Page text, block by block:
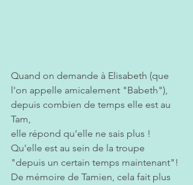
Quand on demande à Elisabeth (que
l'on appelle amicalement "Babeth"),
depuis combien de temps elle est au
Tam,
elle répond qu'elle ne sais plus !
Qu'elle est au sein de la troupe
"depuis un certain temps maintenant"!
De mémoire de Tamien, cela fait plus